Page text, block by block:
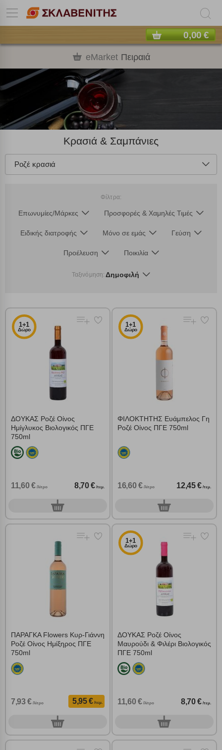
0,00 €
eMarket Πειραιά
Κρασιά & Σαμπάνιες
Ροζέ κρασιά
Φίλτρα:
Επωνυμίες/Μάρκες Προσφορές & Χαμηλές Τιμές
Ειδικής διατροφής Μόνο σε εμάς Γεύση
Προέλευση Ποικιλία
Ταξινόμηση: Δημοφιλή
1+1
Δώρο
ΔΟΥΚΑΣ Ροζέ Οίνος
Ημίγλυκος Βιολογικός ΠΓΕ
750ml
11,60 € /λίτρο 8,70 € /τεμ.
0τεμ.
1+1
Δώρο
ΦΙΛΟΚΤΗΤΗΣ Ευάμπελος Γη
Ροζέ Οίνος ΠΓΕ 750ml
16,60 € /λίτρο 12,45 € /τεμ.
0τεμ.
ΠΑΡΑΓΚΑ Flowers Κυρ-Γιάννη
Ροζέ Οίνος Ημίξηρος ΠΓΕ
750ml
7,93 € /λίτρο 5,95 € /τεμ.
0τεμ.
1+1
Δώρο
ΔΟΥΚΑΣ Ροζέ Οίνος
Μαυρούδι & Φιλέρι Βιολογικός
ΠΓΕ 750ml
11,60 € /λίτρο 8,70 € /τεμ.
0τεμ.